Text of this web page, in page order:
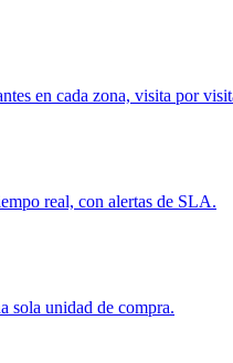
en cada zona, visita por
real, con alertas de SLA.
sola unidad de compra.